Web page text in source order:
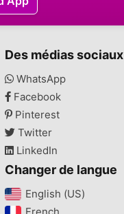
Des médias sociaux
WhatsApp
Facebook
Pinterest
Twitter
LinkedIn
Changer de langue
English (US)‎